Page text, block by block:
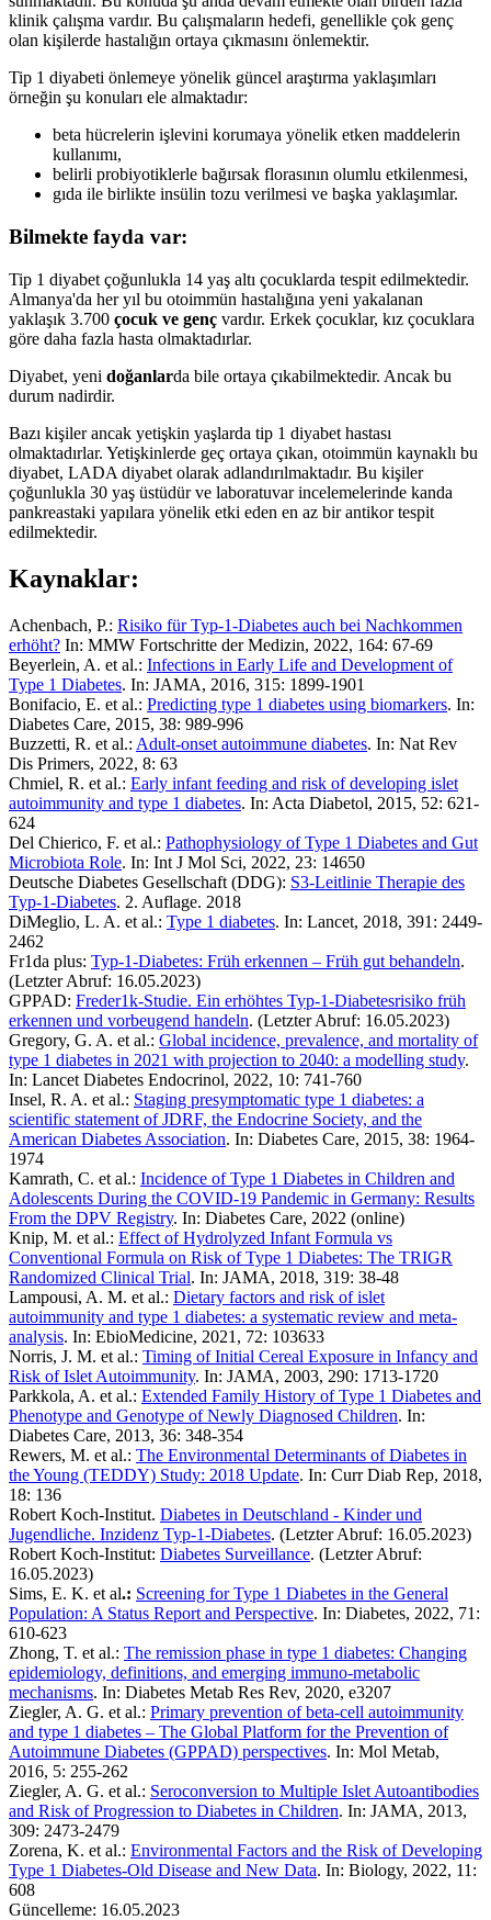
klinik çalışma vardır. Bu çalışmaların hedefi, genellikle çok genç
olan kişilerde hastalığın ortaya çıkmasını önlemektir.
Tip 1 diyabeti önlemeye yönelik güncel araştırma yaklaşımları
örneğin şu konuları ele almaktadır:
beta hücrelerin işlevini korumaya yönelik etken maddelerin
kullanımı,
belirli probiyotiklerle bağırsak florasının olumlu etkilenmesi,
gıda ile birlikte insülin tozu verilmesi ve başka yaklaşımlar.
Bilmekte fayda var:
Tip 1 diyabet çoğunlukla 14 yaş altı çocuklarda tespit edilmektedir.
Almanya'da her yıl bu otoimmün hastalığına yeni yakalanan
yaklaşık 3.700 çocuk ve genç vardır. Erkek çocuklar, kız çocuklara
göre daha fazla hasta olmaktadırlar.
Diyabet, yeni doğanlarda bile ortaya çıkabilmektedir. Ancak bu
durum nadirdir.
Bazı kişiler ancak yetişkin yaşlarda tip 1 diyabet hastası
olmaktadırlar. Yetişkinlerde geç ortaya çıkan, otoimmün kaynaklı bu
diyabet, LADA diyabet olarak adlandırılmaktadır. Bu kişiler
çoğunlukla 30 yaş üstüdür ve laboratuvar incelemelerinde kanda
pankreastaki yapılara yönelik etki eden en az bir antikor tespit
edilmektedir.
Kaynaklar:
Achenbach, P.: Risiko für Typ-1-Diabetes auch bei Nachkommen
erhöht? In: MMW Fortschritte der Medizin, 2022, 164: 67-69
Beyerlein, A. et al.: Infections in Early Life and Development of
Type 1 Diabetes. In: JAMA, 2016, 315: 1899-1901
Bonifacio, E. et al.: Predicting type 1 diabetes using biomarkers. In:
Diabetes Care, 2015, 38: 989-996
Buzzetti, R. et al.: Adult-onset autoimmune diabetes. In: Nat Rev
Dis Primers, 2022, 8: 63
Chmiel, R. et al.: Early infant feeding and risk of developing islet
autoimmunity and type 1 diabetes. In: Acta Diabetol, 2015, 52: 621-
624
Del Chierico, F. et al.: Pathophysiology of Type 1 Diabetes and Gut
Microbiota Role. In: Int J Mol Sci, 2022, 23: 14650
Deutsche Diabetes Gesellschaft (DDG): S3-Leitlinie Therapie des
Typ-1-Diabetes. 2. Auflage. 2018
DiMeglio, L. A. et al.: Type 1 diabetes. In: Lancet, 2018, 391: 2449-
2462
Fr1da plus: Typ-1-Diabetes: Früh erkennen – Früh gut behandeln.
(Letzter Abruf: 16.05.2023)
GPPAD: Freder1k-Studie. Ein erhöhtes Typ-1-Diabetesrisiko früh
erkennen und vorbeugend handeln. (Letzter Abruf: 16.05.2023)
Gregory, G. A. et al.: Global incidence, prevalence, and mortality of
type 1 diabetes in 2021 with projection to 2040: a modelling study.
In: Lancet Diabetes Endocrinol, 2022, 10: 741-760
Insel, R. A. et al.: Staging presymptomatic type 1 diabetes: a
scientific statement of JDRF, the Endocrine Society, and the
American Diabetes Association. In: Diabetes Care, 2015, 38: 1964-
1974
Kamrath, C. et al.: Incidence of Type 1 Diabetes in Children and
Adolescents During the COVID-19 Pandemic in Germany: Results
From the DPV Registry. In: Diabetes Care, 2022 (online)
Knip, M. et al.: Effect of Hydrolyzed Infant Formula vs
Conventional Formula on Risk of Type 1 Diabetes: The TRIGR
Randomized Clinical Trial. In: JAMA, 2018, 319: 38-48
Lampousi, A. M. et al.: Dietary factors and risk of islet
autoimmunity and type 1 diabetes: a systematic review and meta-
analysis. In: EbioMedicine, 2021, 72: 103633
Norris, J. M. et al.: Timing of Initial Cereal Exposure in Infancy and
Risk of Islet Autoimmunity. In: JAMA, 2003, 290: 1713-1720
Parkkola, A. et al.: Extended Family History of Type 1 Diabetes and
Phenotype and Genotype of Newly Diagnosed Children. In:
Diabetes Care, 2013, 36: 348-354
Rewers, M. et al.: The Environmental Determinants of Diabetes in
the Young (TEDDY) Study: 2018 Update. In: Curr Diab Rep, 2018,
18: 136
Robert Koch-Institut. Diabetes in Deutschland - Kinder und
Jugendliche. Inzidenz Typ-1-Diabetes. (Letzter Abruf: 16.05.2023)
Robert Koch-Institut: Diabetes Surveillance. (Letzter Abruf:
16.05.2023)
Sims, E. K. et al.: Screening for Type 1 Diabetes in the General
Population: A Status Report and Perspective. In: Diabetes, 2022, 71:
610-623
Zhong, T. et al.: The remission phase in type 1 diabetes: Changing
epidemiology, definitions, and emerging immuno-metabolic
mechanisms. In: Diabetes Metab Res Rev, 2020, e3207
Ziegler, A. G. et al.: Primary prevention of beta-cell autoimmunity
and type 1 diabetes – The Global Platform for the Prevention of
Autoimmune Diabetes (GPPAD) perspectives. In: Mol Metab,
2016, 5: 255-262
Ziegler, A. G. et al.: Seroconversion to Multiple Islet Autoantibodies
and Risk of Progression to Diabetes in Children. In: JAMA, 2013,
309: 2473-2479
Zorena, K. et al.: Environmental Factors and the Risk of Developing
Type 1 Diabetes-Old Disease and New Data. In: Biology, 2022, 11:
608
Güncelleme: 16.05.2023